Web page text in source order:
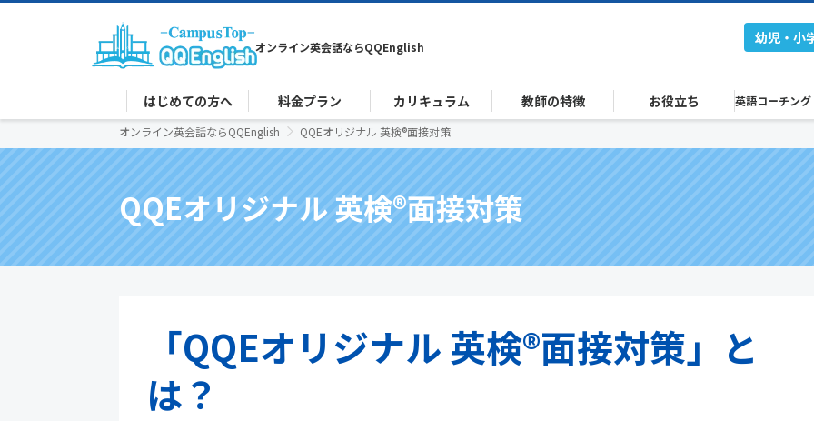
オンライン英会話ならQQEnglish
幼児・小
はじめての方へ 料金プラン カリキュラム 教師の特徴 お役立ち 英語コーチング
オンライン英会話ならQQEnglish
QQEオリジナル 英検®面接対策
QQEオリジナル 英検®面接対策
「QQEオリジナル 英検®面接対策」と
は？